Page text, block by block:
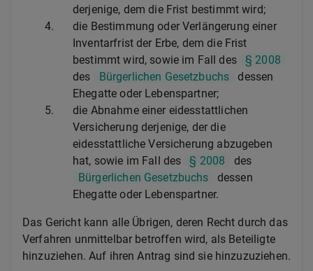
derjenige, dem die Frist bestimmt wird;
4.
die Bestimmung oder Verlängerung einer
Inventarfrist der Erbe, dem die Frist
bestimmt wird, sowie im Fall des
§ 2008
des
Bürgerlichen Gesetzbuchs
dessen
Ehegatte oder Lebenspartner;
5.
die Abnahme einer eidesstattlichen
Versicherung derjenige, der die
eidesstattliche Versicherung abzugeben
hat, sowie im Fall des
§ 2008
des
Bürgerlichen Gesetzbuchs
dessen
Ehegatte oder Lebenspartner.
Das Gericht kann alle Übrigen, deren Recht durch das
Verfahren unmittelbar betroffen wird, als Beteiligte
hinzuziehen. Auf ihren Antrag sind sie hinzuzuziehen.